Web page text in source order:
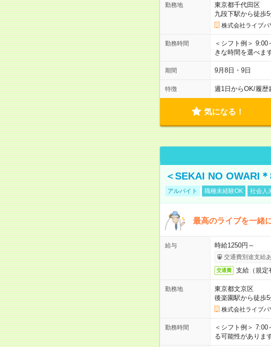
勤務地
東京都千代田区
九段下駅から徒歩
株式会社ライブパ
勤務時間
＜シフト例＞
きな時間を選べま
期間 9月8日・9日
特徴 週1日からOK/履歴
気になる！
＜SEKAI NO OWARI
アルバイト 職種未経験OK 社会人
最高のライブを一緒
給与 時給1250円～
交通費別途支給
交通費 支給（規定
勤務地
東京都文京区
後楽園駅から徒歩5
株式会社ライブパ
勤務時間
＜シフト例＞
る可能性がありま